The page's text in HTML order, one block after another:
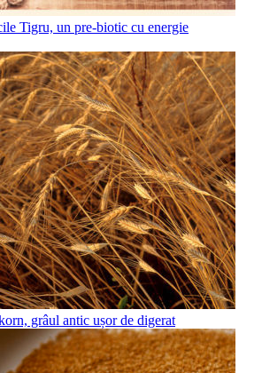
Tigru, un pre-biotic cu energie
grâul antic ușor de digerat